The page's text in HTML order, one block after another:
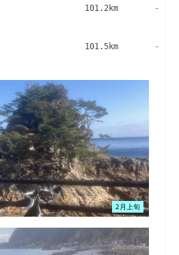
101.2km -
101.5km -
2月上旬